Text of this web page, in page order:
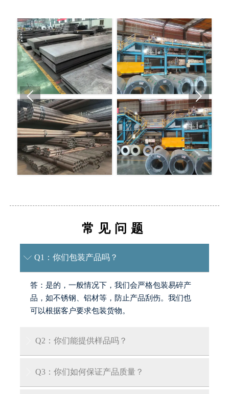
 
常见问题
 Q1：你们包装产品吗？
答：是的，一般情况下，我们会严格包装易碎产
品，如不锈钢、铝材等，防止产品刮伤。我们也
可以根据客户要求包装货物。
Q2：你们能提供样品吗？
答：是的，我们可以提供免费样品，但客户需承
Q3：你们如何保证产品质量？